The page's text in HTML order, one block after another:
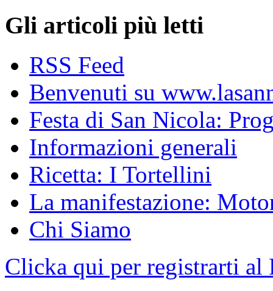
Gli articoli più letti
RSS Feed
Benvenuti su
Festa di San Nicola:
Informazioni generali
Ricetta: I Tortellini
La manifestazione:
Chi Siamo
Clicka qui per registrarti al